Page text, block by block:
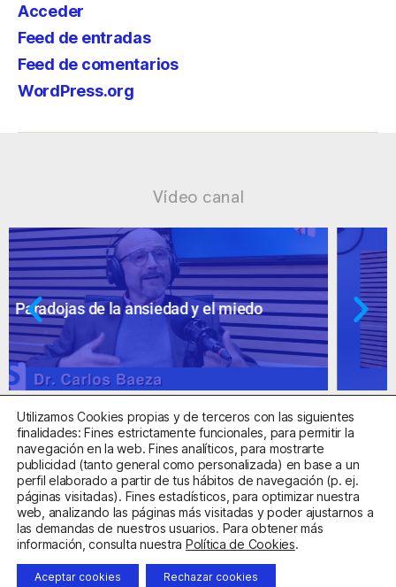
Acceder
Feed de entradas
Feed de comentarios
WordPress.org
Vídeo canal
Ansiedad: supuestos cuestionables
Centro Sanitario Autorizado con el código E08737002
Aviso LegalPolítica de PrivacidadPolítica de Cookies
Condiciones Generales de Contratación
Utilizamos Cookies propias y de terceros con las siguientes
finalidades: Fines estrictamente funcionales, para permitir la
navegación en la web. Fines analíticos, para mostrarte
publicidad (tanto general como personalizada) en base a un
perfil elaborado a partir de tus hábitos de navegación (p. ej.
páginas visitadas). Fines estadísticos, para optimizar nuestra
web, analizando las páginas más visitadas y poder ajustarnos a
las demandas de nuestros usuarios. Para obtener más
información, consulta nuestra Política de Cookies.
Aceptar cookies Rechazar cookies